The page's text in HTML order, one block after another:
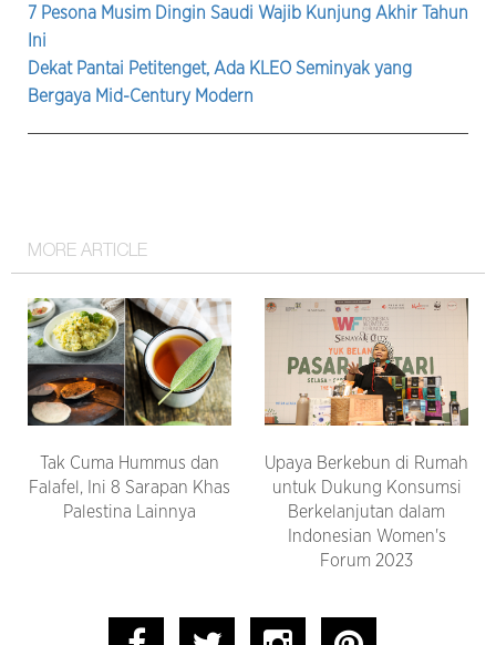
7 Pesona Musim Dingin Saudi Wajib Kunjung Akhir Tahun
Ini
Dekat Pantai Petitenget, Ada KLEO Seminyak yang
Bergaya Mid-Century Modern
MORE ARTICLE
Tak Cuma Hummus dan
Falafel, Ini 8 Sarapan Khas
Palestina Lainnya
Upaya Berkebun di Rumah
untuk Dukung Konsumsi
Berkelanjutan dalam
Indonesian Women's
Forum 2023